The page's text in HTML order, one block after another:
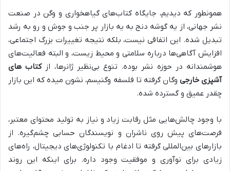
همونطور که دیدیم، جایگاه کتاب‌های گیاهخواری و وگن در صنعت
نشر جهانی، از یه گوشه دنج به یه بازار پر جنب و جوش و رو به رشد
تبدیل شده. این اتفاقی نیست، بلکه نتیجه تغییرات بزرگ اجتماعی،
افزایش آگاهی‌ها درباره سلامتی و محیط زیست، و البته فعالیت‌های
هوشمندانه در حوزه نشر بوده. تنوع بی‌نظیر ژانرها، ازکتاب های
آشپزی خارجی وگان گرفته تا فلسفه وگنیسم، نشون میده که این بازار
چقدر عمیق و گسترده شده.
با وجود چالش‌هایی مثل رقابت زیاد و نیاز به تولید محتوای معتبر،
فرصت‌های پیش روی ناشران و نویسندگان حسابی چشم‌گیره. از
بازارهای بین‌المللی گرفته تا ادغام با تکنولوژی‌های دیجیتال، راه‌های
زیادی برای نوآوری و موفقیت وجود داره. برای اینکه این روند